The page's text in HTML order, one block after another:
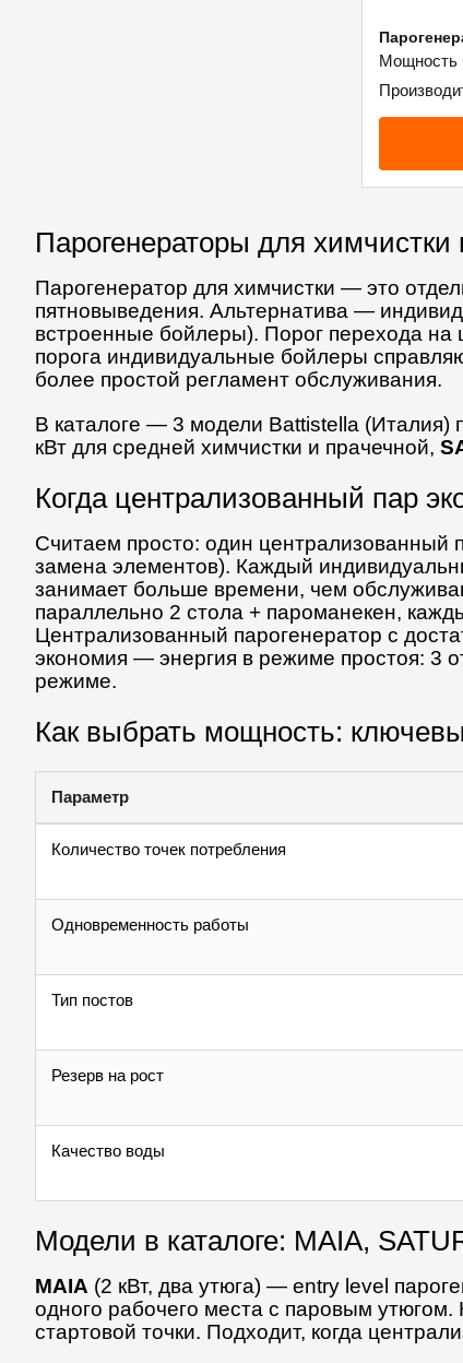
Мощность
Парогенераторы для
Парогенератор для химчистки — это
пятновыведения. Альтернатива —
встроенные бойлеры). Порог перехода
порога индивидуальные бойлеры
более простой регламент обслуживания.
В каталоге — 3 модели Battistella (Италия)
кВт для средней химчистки и прачечной,
Когда централизованный пар
Считаем просто: один централизованный
замена элементов). Каждый
занимает больше времени, чем
параллельно 2 стола + пароманекен,
Централизованный парогенератор с
экономия — энергия в режиме простоя: 3
режиме.
Как выбрать мощность:
Параметр
Количество точек потребления
Одновременность работы
Тип постов
Резерв на рост
Качество воды
Модели в каталоге: MAIA,
MAIA (2 кВт, два утюга) — entry level
одного рабочего места с паровым
стартовой точки. Подходит, когда